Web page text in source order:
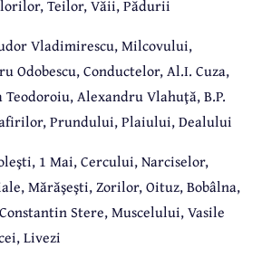
Teilor, Văii, Pădurii
Vladimirescu, Milcovului,
Odobescu, Conductelor, Al.I. Cuza,
Alexandru Vlahuţă, B.P.
Prundului, Plaiului, Dealului
1 Mai, Cercului, Narciselor,
Mărăşeşti, Zorilor, Oituz, Bobâlna,
Stere, Muscelului, Vasile
Livezi